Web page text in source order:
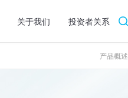
关于我们 投资者关系
产品概述